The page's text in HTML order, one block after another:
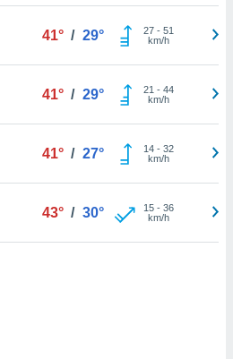
41° / 29° 27- 51
km/h
41° / 29° 21 - 44
km/h
41° / 27° 14- 32
km/h
43° / 30° 15- 36
km/h